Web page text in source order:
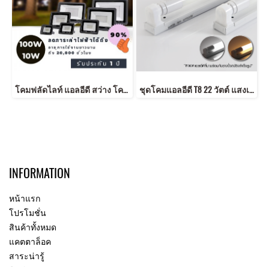
โคมฟลัดไลท์ แอลอีดี สว่าง โคมไฟสนาม โคมไฟส่องสว่าง โคมประหยัดไฟ โคมใช้ภายนอก LED Flood DOB Slick Daylight 10-200W ชุดโคมแอลอีดี T8 22 วัตต์ แสงเหลือง หลอดยาว หลอดประหยัดไฟ ทดแทนหลอดนีออน LED Set T8 ECO-Switch 22w Warmwhite
INFORMATION
หน้าแรก
โปรโมชั่น
สินค้าทั้งหมด
แคตตาล็อค
สาระน่ารู้